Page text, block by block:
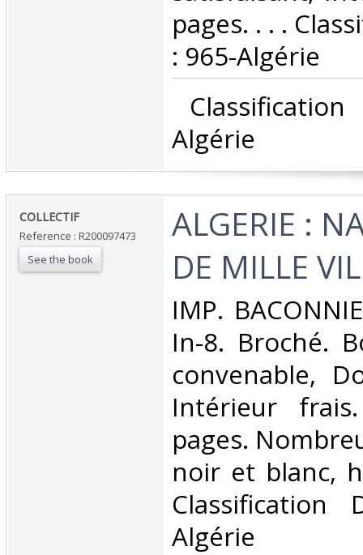
pages. . . .
: 965-Algérie‎
Algérie‎
‎COLLECTIF‎
Reference : R200097473
See the book
‎ALGERIE :
DE MILLE
‎IMP.
In-8. Broché.
convenable,
Intérieur
pages.
noir et blanc,
Classification
Algérie‎